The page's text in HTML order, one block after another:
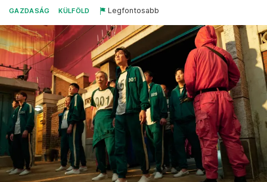
GAZDASÁG KÜLFÖLD Legfontosabb